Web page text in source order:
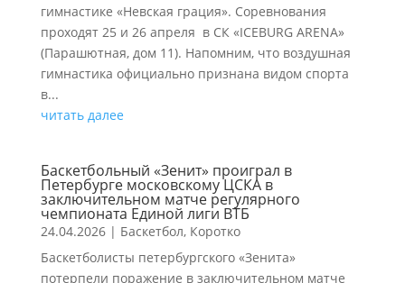
гимнастике «Невская грация». Соревнования
проходят 25 и 26 апреля в СК «ICEBURG ARENA»
(Парашютная, дом 11). Напомним, что воздушная
гимнастика официально признана видом спорта
в...
читать далее
Баскетбольный «Зенит» проиграл в
Петербурге московскому ЦСКА в
заключительном матче регулярного
чемпионата Единой лиги ВТБ
24.04.2026| Баскетбол, Коротко
Баскетболисты петербургского «Зенита»
потерпели поражение в заключительном матче